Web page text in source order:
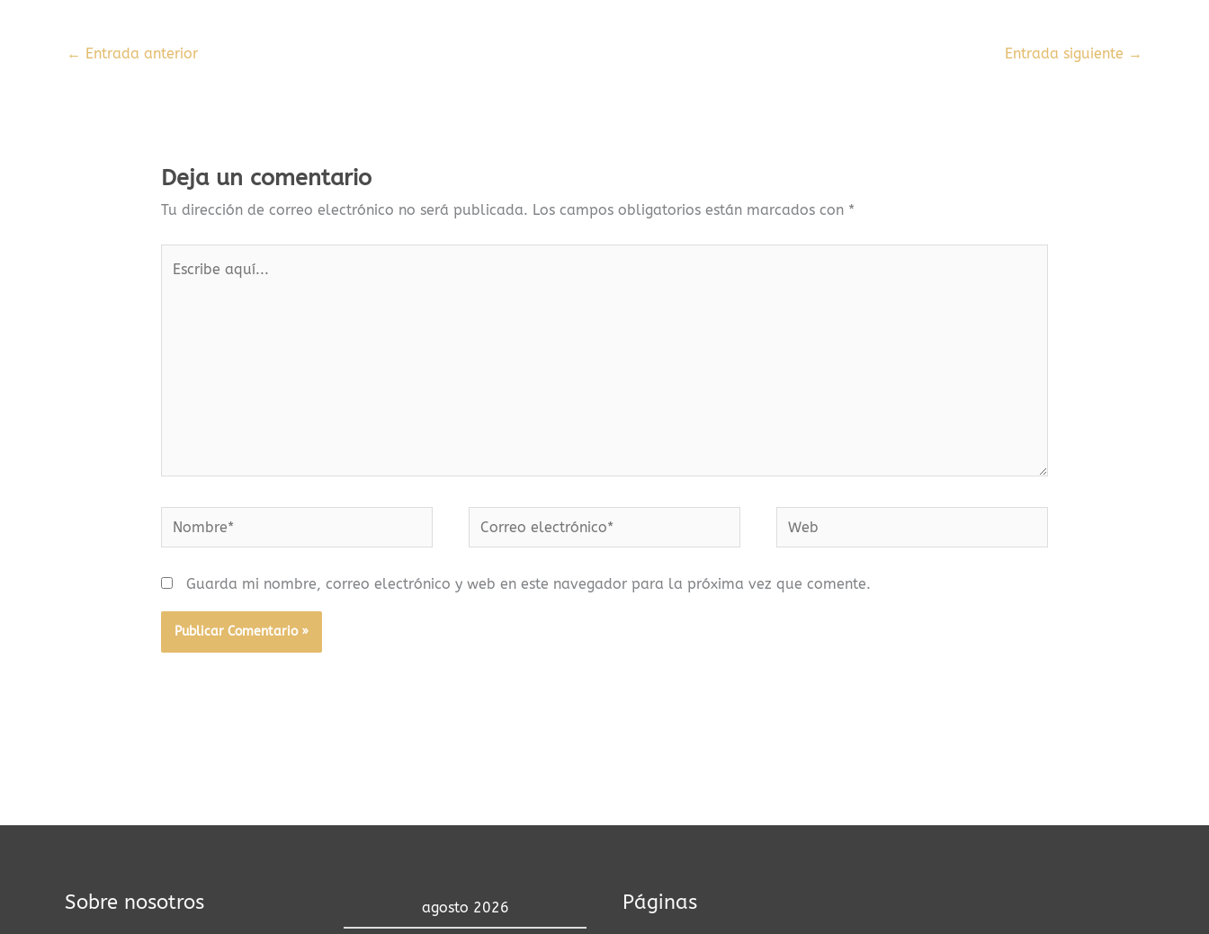
← Entrada anterior Entrada siguiente →
Deja un comentario
Tu dirección de correo electrónico no será publicada. Los campos obligatorios están marcados con *
Nombre*
Correo
electrónico*
Web
Guarda mi nombre, correo electrónico y web en este navegador para la próxima vez que comente.
Sobre nosotros agosto 2026 Páginas